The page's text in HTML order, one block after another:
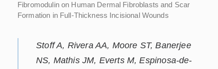
Fibromodulin on Human Dermal Fibroblasts and Scar
Formation in Full-Thickness Incisional Wounds
Stoff A, Rivera AA, Moore ST, Banerjee
NS, Mathis JM, Everts M, Espinosa-de-